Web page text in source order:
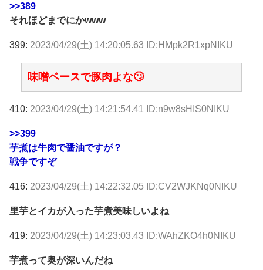
>>389
それほどまでにかwww
399: 2023/04/29(土) 14:20:05.63 ID:HMpk2R1xpNIKU
味噌ベースで豚肉よな🙄
410: 2023/04/29(土) 14:21:54.41 ID:n9w8sHIS0NIKU
>>399
芋煮は牛肉で醤油ですが？
戦争ですぞ
416: 2023/04/29(土) 14:22:32.05 ID:CV2WJKNq0NIKU
里芋とイカが入った芋煮美味しいよね
419: 2023/04/29(土) 14:23:03.43 ID:WAhZKO4h0NIKU
芋煮って奥が深いんだね